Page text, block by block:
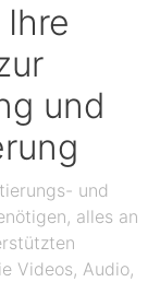
und
und
alles an
Videos, Audio,